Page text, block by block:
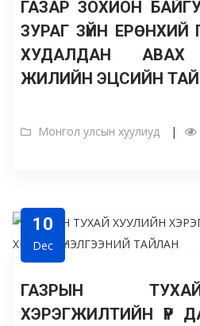
ГАЗАР ЗОХИОН
ЗУРАГ ЗҮЙН
ХУДАЛДАН АВАХ
ЖИЛИЙН ЭЦСИЙН
Монгол улсын хуулиуд
10
Dec
ГАЗРЫН
ХЭРЭГЖИЛТИЙН ҮР